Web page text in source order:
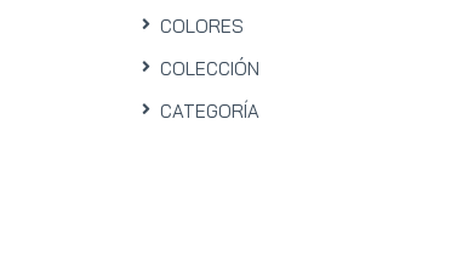
COLORES
COLECCIÓN
CATEGORÍA